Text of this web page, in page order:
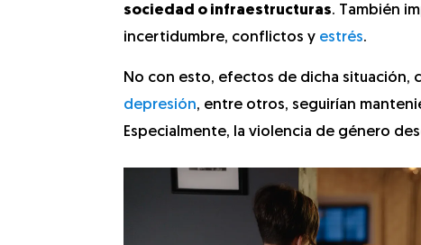
sociedad o infraestructuras. También
incertidumbre, conflictos y estrés.
No con esto, efectos de dicha situación,
depresión, entre otros, seguirían
Especialmente, la violencia de género